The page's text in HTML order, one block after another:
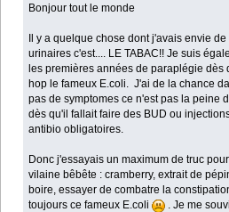
Bonjour tout le monde
Il y a quelque chose dont j'avais envie
urinaires c'est.... LE TABAC!! Je suis
les premières années de paraplégie dès
hop le fameux E.coli. J'ai de la chance
pas de symptomes ce n'est pas la peine
dès qu'il fallait faire des BUD ou
antibio obligatoires.
Donc j'essayais un maximum de truc
vilaine bêbête : cramberry, extrait de
boire, essayer de combatre la
toujours ce fameux E.coli
. Je me